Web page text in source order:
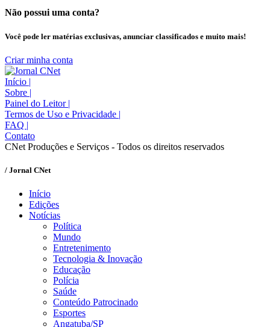
Não possui uma conta?
Você pode ler matérias exclusivas, anunciar classificados e muito mais!
Criar minha conta
Início |
Sobre |
Painel do Leitor |
Termos de Uso e Privacidade |
FAQ |
Contato
CNet Produções e Serviços - Todos os direitos reservados
/ Jornal CNet
Início
Edições
Notícias
Política
Mundo
Entretenimento
Tecnologia & Inovação
Educação
Polícia
Saúde
Conteúdo Patrocinado
Esportes
Angatuba/SP